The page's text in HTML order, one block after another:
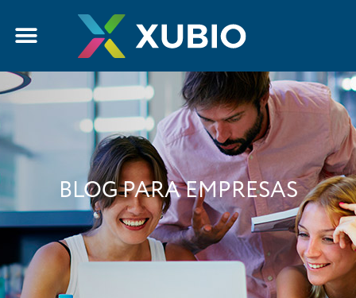
BLOG PARA EMPRESAS